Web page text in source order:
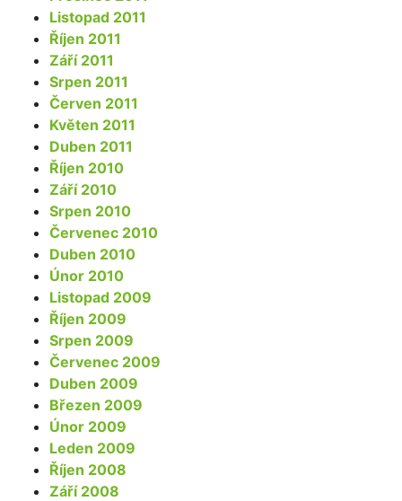
Listopad 2011
Říjen 2011
Září 2011
Srpen 2011
Červen 2011
Květen 2011
Duben 2011
Říjen 2010
Září 2010
Srpen 2010
Červenec 2010
Duben 2010
Únor 2010
Listopad 2009
Říjen 2009
Srpen 2009
Červenec 2009
Duben 2009
Březen 2009
Únor 2009
Leden 2009
Říjen 2008
Září 2008